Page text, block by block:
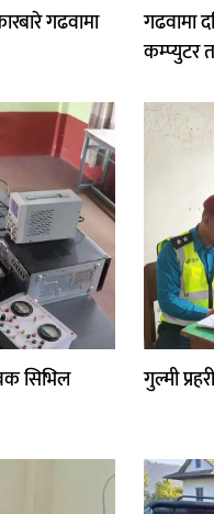
गढवामा
गढवामा
कम्प्युटर
सिभिल
गुल्मी